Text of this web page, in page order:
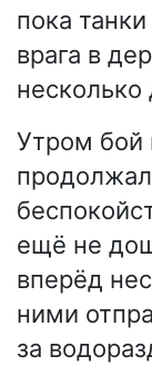
пока
врага в
несколько
Утром бой
ещё не
вперёд
ними
за